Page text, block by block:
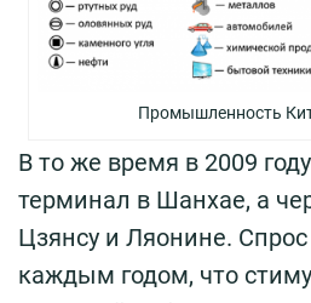
Промышленность
В то же время в 2009
терминал в Шанхае, а
Цзянсу и Ляонине. Спрос
каждым годом, что